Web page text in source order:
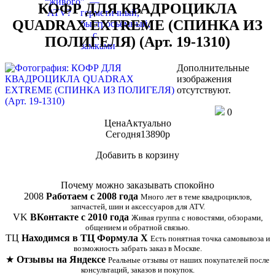
КОФР ДЛЯ КВАДРОЦИКЛА
QUADRAX EXTREME (СПИНКА ИЗ
ПОЛИГЕЛЯ) (Арт. 19-1310)
Дополнительные
изображения
отсутствуют.
0
ЦенаАктуально
Сегодня13890p
Добавить в корзину
Почему можно заказывать спокойно
2008 Работаем с 2008 года Много лет в теме квадроциклов,
запчастей, шин и аксессуаров для ATV.
VK ВКонтакте с 2010 года Живая группа с новостями, обзорами,
общением и обратной связью.
ТЦ Находимся в ТЦ Формула Х Есть понятная точка самовывоза и
возможность забрать заказ в Москве.
★ Отзывы на Яндексе Реальные отзывы от наших покупателей после
консультаций, заказов и покупок.